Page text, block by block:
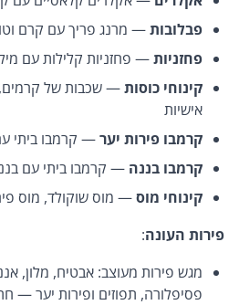
פבלובות— מרנג פריך עם קרם
פחזניות— פחזניות קלילות עם
קינוחי כוסות— שכבות של קרמים,
אישיות
קרמבו פירות יער— קרמבו ביתי
קרמבו בננה — קרמבו ביתי עם
קינוחי מוס— מוס שוקולד, מוס
פירות העונה:
מגש פירות מעוצב: אבטיח, מלון,
פסיפלורה, תפוזים ופירות יער —